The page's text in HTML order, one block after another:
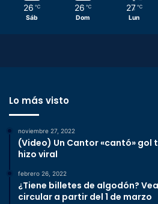
26 ℃
Sáb
26 ℃
Dom
27 ℃
Lun
Lo más visto
noviembre 27, 2022
(Video) Un Cantor «cantó» gol
hizo viral
febrero 26, 2022
¿Tiene billetes de algodón?
circular a partir del 1 de marzo